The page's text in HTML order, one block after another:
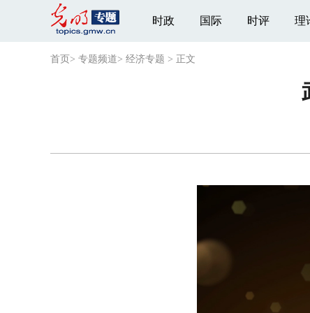
时政 国际 时评 理
首页 > 专题频道> 经济专题 > 正文